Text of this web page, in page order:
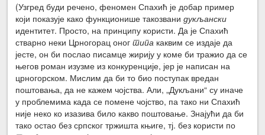
(Узгред буди речено, феномен Спахић је добар пример
који показује како функционише такозванидукљански
идентитет. Просто, на принципу користи. Да је Спахић
стварно неки Црногорац оногтипа каквим се издаје да
јесте, он би послао писамце жирију у коме би тражио да се
његов роман изузме из конкуренције, јер је написан на
црногорском. Мислим да би то био поступак вредан
поштовања, да не кажем чојства. Али, „Дукљани“ су иначе
у проблемима када се помене чојство, па тако ни Спахић
није неко ко изазива било какво поштовање. Знајући да би
тако остао без српског тржишта књиге, тј. без користи по